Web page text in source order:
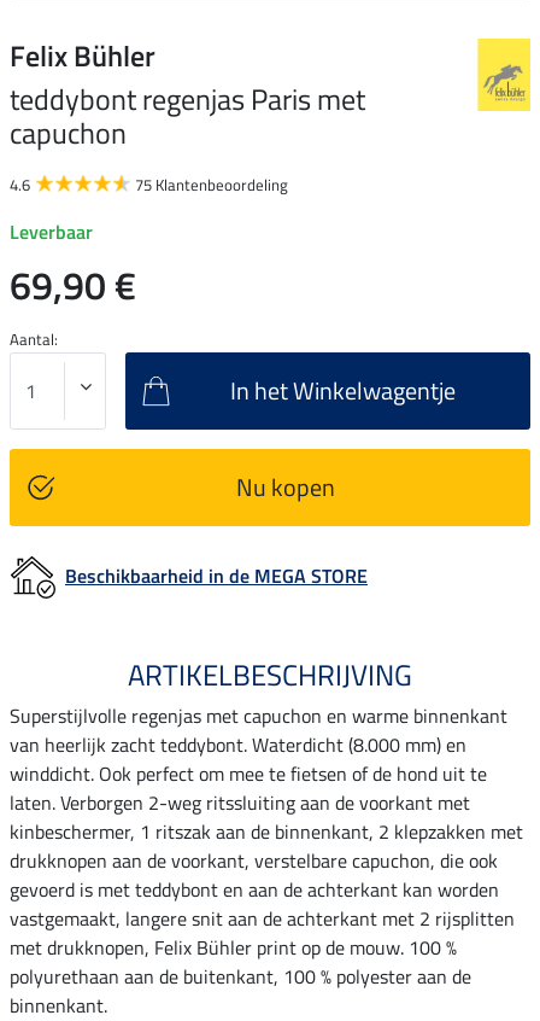
Felix Bühler
teddybont regenjas Paris met
capuchon
4.6 75 Klantenbeoordeling
Leverbaar
69,90 €
Aantal:
In het Winkelwagentje
Nu kopen
Beschikbaarheid in de MEGA STORE
ARTIKELBESCHRIJVING
Superstijlvolle regenjas met capuchon en warme binnenkant
van heerlijk zacht teddybont. Waterdicht (8.000 mm) en
winddicht. Ook perfect om mee te fietsen of de hond uit te
laten. Verborgen 2-weg ritssluiting aan de voorkant met
kinbeschermer, 1 ritszak aan de binnenkant, 2 klepzakken met
drukknopen aan de voorkant, verstelbare capuchon, die ook
gevoerd is met teddybont en aan de achterkant kan worden
vastgemaakt, langere snit aan de achterkant met 2 rijsplitten
met drukknopen, Felix Bühler print op de mouw. 100 %
polyurethaan aan de buitenkant, 100 % polyester aan de
binnenkant.